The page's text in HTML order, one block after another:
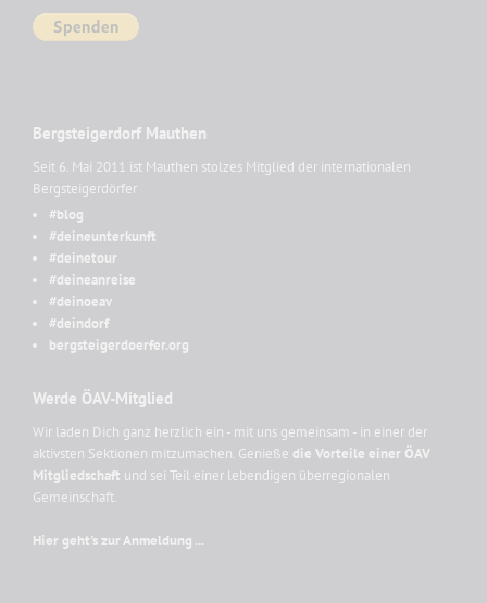
Bergsteigerdorf Mauthen
Seit 6. Mai 2011 ist Mauthen stolzes Mitglied der internationalen
Bergsteigerdörfer
#blog
#deineunterkunft
#deinetour
#deineanreise
#deinoeav
#deindorf
bergsteigerdoerfer.org
Werde ÖAV-Mitglied
Wir laden Dich ganz herzlich ein - mit uns gemeinsam - in einer der
aktivsten Sektionen mitzumachen. Genieße die Vorteile einer ÖAV
Mitgliedschaft und sei Teil einer lebendigen überregionalen
Gemeinschaft.
Hier geht's zur Anmeldung ...